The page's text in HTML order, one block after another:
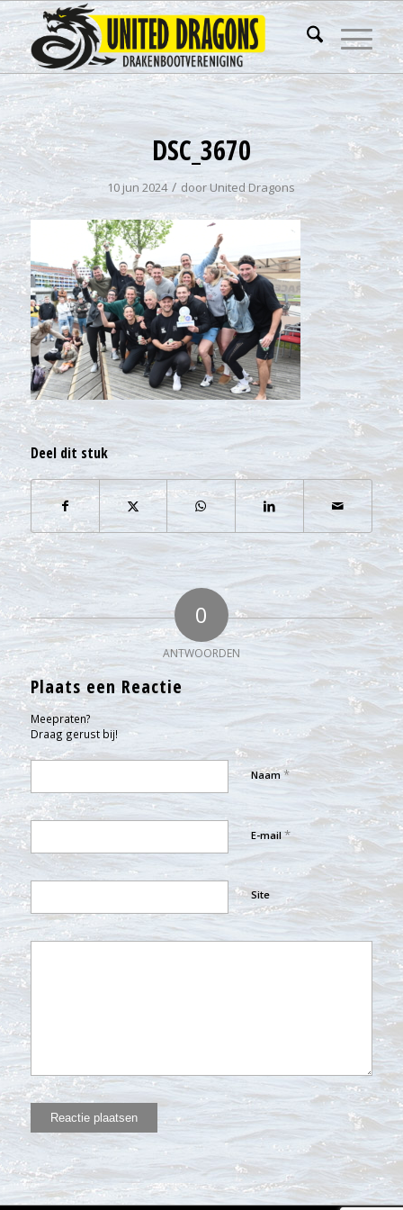
DSC_3670
10 jun 2024 / doorUnited Dragons
Deel dit stuk
0
ANTWOORDEN
Plaats een Reactie
Meepraten?
Draag gerust bij!
Naam*
E-mail*
Site